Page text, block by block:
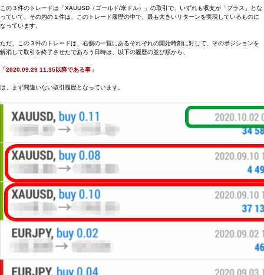
この３件のトレードは「XAUUSD（ゴールド/米ドル）」の取引で、いずれも収支が「プラス」とな
っていて、その内の１件は、このトレード履歴の中で、最も大きいリターンを実現しているものに
なっています。
ただ、この３件のトレードは、右側の一覧にあるそれぞれの開始時刻に対して、そのポジションを
解消して取引を終了させたであろう日時は、以下の履歴の並び順から、
「2020.09.29 11:35以降である事」
は、まず間違いない取引履歴となっています。